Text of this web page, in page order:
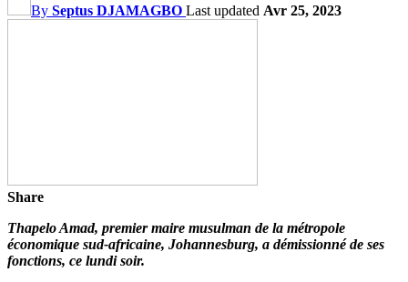
By Septus DJAMAGBO Last updated Avr 25, 2023
Share
Thapelo Amad, premier maire musulman de la métropole
économique sud-africaine, Johannesburg, a démissionné de ses
fonctions, ce lundi soir.